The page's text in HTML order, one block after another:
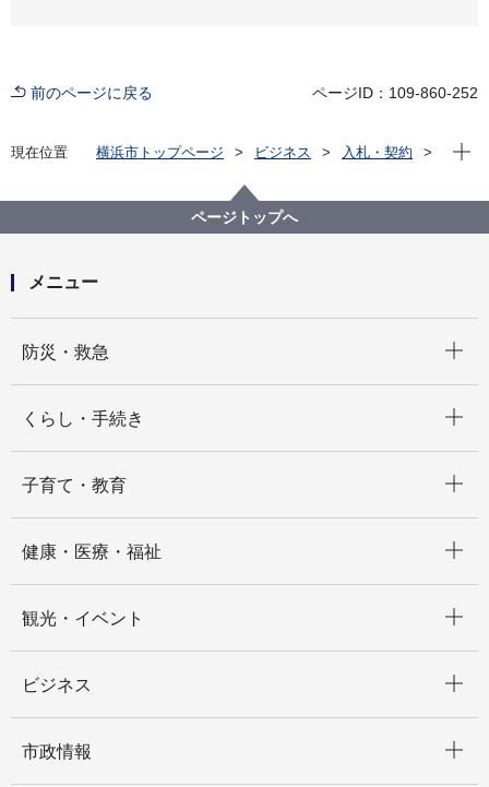
前のページに戻る ページID：109-860-252
現在位置 横浜市トップページ ビジネス
入札・契約
【一般競争入札】 本市施設資源物（古紙）下半期収
集運搬資源化業務委託（第５ブロック）
現在
ページトップへ
メニュー
防災・救急
くらし・手続き
子育て・教育
健康・医療・福祉
観光・イベント
ビジネス
市政情報